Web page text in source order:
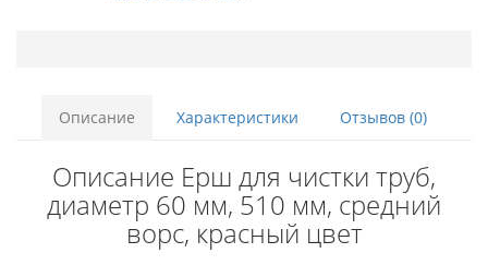
Описание Характеристики Отзывов (0)
Описание Ерш для чистки труб,
диаметр 60 мм, 510 мм, средний
ворс, красный цвет